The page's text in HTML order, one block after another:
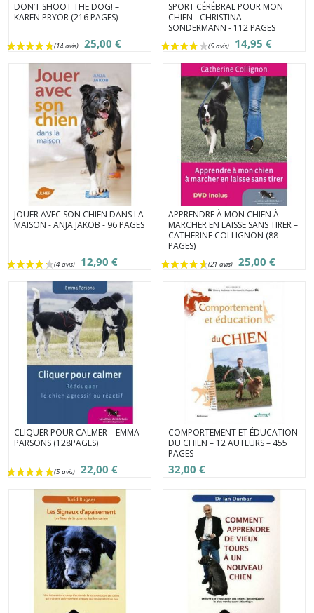
DON’T SHOOT THE DOG! –
KAREN PRYOR (216 PAGES)
(14 avis)
25,00 €
SPORT CÉRÉBRAL POUR MON
CHIEN - CHRISTINA
SONDERMANN - 112 PAGES
14,95 €
JOUER AVEC SON CHIEN DANS LA
MAISON - ANJA JAKOB - 96 PAGES
12,90 €
APPRENDRE À MON CHIEN À
MARCHER EN LAISSE SANS TIRER –
CATHERINE COLLIGNON (88
PAGES)
25,00 €
CLIQUER POUR CALMER – EMMA
PARSONS (128PAGES)
22,00 €
COMPORTEMENT ET ÉDUCATION
DU CHIEN – 12 AUTEURS – 455
PAGES
32,00 €